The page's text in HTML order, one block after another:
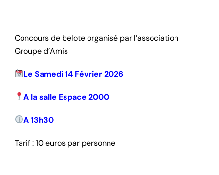
Concours de belote organisé par l’association
Groupe d’Amis
Le Samedi 14 Février 2026
A la salle Espace 2000
A 13h30
Tarif : 10 euros par personne